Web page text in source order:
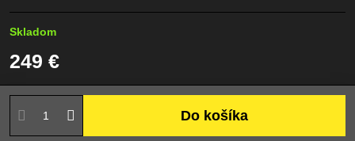
Skladom
249 €
Do košíka